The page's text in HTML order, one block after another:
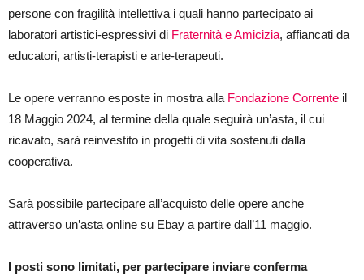
persone con fragilità intellettiva i quali hanno partecipato ai
laboratori artistici-espressivi di Fraternità e Amicizia, affiancati da
educatori, artisti-terapisti e arte-terapeuti.
Le opere verranno esposte in mostra alla Fondazione Corrente il
18 Maggio 2024, al termine della quale seguirà un’asta, il cui
ricavato, sarà reinvestito in progetti di vita sostenuti dalla
cooperativa.
Sarà possibile partecipare all’acquisto delle opere anche
attraverso un’asta online su Ebay a partire dall’11 maggio.
I posti sono limitati, per partecipare inviare conferma